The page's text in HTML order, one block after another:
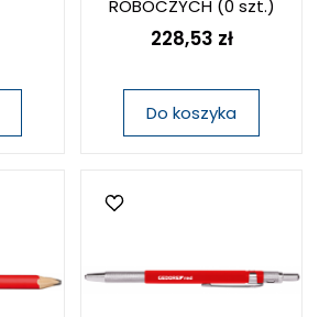
ROBOCZYCH(0 szt.)
228,53 zł
Do koszyka